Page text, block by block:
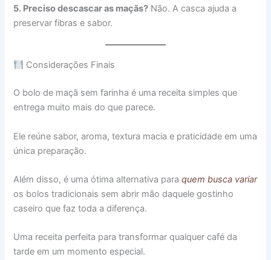
5. Preciso descascar as maçãs? Não. A casca ajuda a
preservar fibras e sabor.
Considerações Finais
O bolo de maçã sem farinha é uma receita simples que
entrega muito mais do que parece.
Ele reúne sabor, aroma, textura macia e praticidade em uma
única preparação.
Além disso, é uma ótima alternativa paraquem busca variar
os bolos tradicionais sem abrir mão daquele gostinho
caseiro que faz toda a diferença.
Uma receita perfeita para transformar qualquer café da
tarde em um momento especial.